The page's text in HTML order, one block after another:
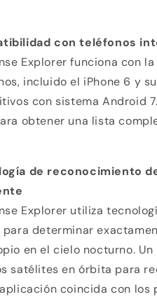
con teléfonos
Explorer funciona con
incluido el iPhone 6 y
con sistema Android
obtener una lista
de reconocimiento
Explorer utiliza
determinar
en el cielo nocturno.
satélites en órbita para
coincida con